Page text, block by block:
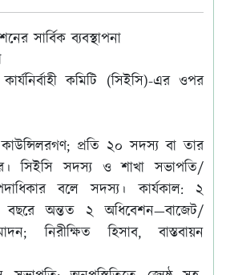
সার্বিক ব্যবস্থাপনা
কমিটি (সিইসি)-এর ওপর
কাউন্সিলরগণ; প্রতি ২০ সদস্য বা তার
সিইসি সদস্য ও শাখা সভাপতি/
বলে সদস্য। কার্যকাল: ২
বছরে অন্তত ২ অধিবেশন—বাজেট/
নিরীক্ষিত হিসাব, বাস্তবায়ন